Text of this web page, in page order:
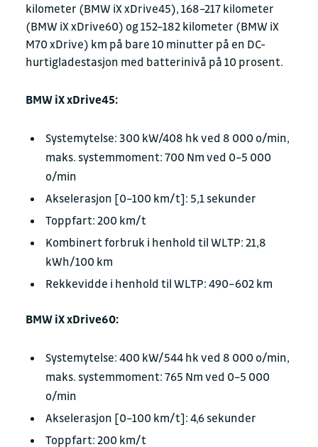
kilometer (BMW iX xDrive45), 168–217 kilometer
(BMW iX xDrive60) og 152–182 kilometer (BMW iX
M70 xDrive) km på bare 10 minutter på en DC-
hurtigladestasjon med batterinivå på 10 prosent.
BMW iX xDrive45:
Systemytelse: 300 kW/408 hk ved 8 000 o/min,
maks. systemmoment: 700 Nm ved 0–5 000
o/min
Akselerasjon [0–100 km/t]: 5,1 sekunder
Toppfart: 200 km/t
Kombinert forbruk i henhold til WLTP: 21,8
kWh/100 km
Rekkevidde i henhold til WLTP: 490–602 km
BMW iX xDrive60:
Systemytelse: 400 kW/544 hk ved 8 000 o/min,
maks. systemmoment: 765 Nm ved 0–5 000
o/min
Akselerasjon [0–100 km/t]: 4,6 sekunder
Toppfart: 200 km/t